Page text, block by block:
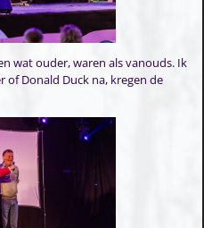
wat ouder, waren als vanouds. Ik
Donald Duck na, kregen de